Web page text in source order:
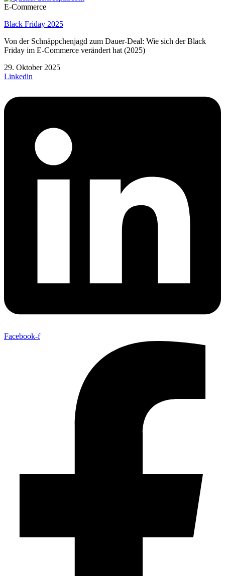
E-Commerce
Black Friday 2025
Von der Schnäppchenjagd zum Dauer-Deal: Wie sich der Black
Friday im E-Commerce verändert hat (2025)
29. Oktober 2025
Linkedin
Facebook-f